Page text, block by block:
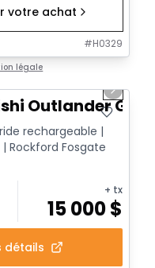
votre achat
#H0329
légale
Next
Outlander GT
rechargeable |
Rockford Fosgate
+ tx
15 000$
détails